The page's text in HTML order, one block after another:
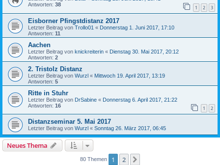
Antworten: 38 1 2 3
Eisborner Pfingstdistanz 2017
Letzter Beitrag von Trollo01 « Donnerstag 1. Juni 2017, 17:10
Antworten: 11
Aachen
Letzter Beitrag von knickreiterin « Dienstag 30. Mai 2017, 20:12
Antworten: 2
2. Tristolz Distanz
Letzter Beitrag von Wurzl « Mittwoch 19. April 2017, 13:19
Antworten: 5
Ritte in Stuhr
Letzter Beitrag von DrSabine « Donnerstag 6. April 2017, 21:22
Antworten: 16 1 2
Distanzseminar 5. Mai 2017
Letzter Beitrag von Wurzl « Sonntag 26. März 2017, 06:45
Neues Thema
80 Themen 1 2